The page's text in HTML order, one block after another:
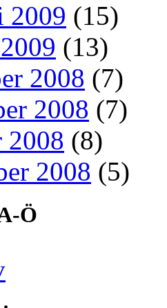
2009 (15)
(13)
2008 (7)
2008 (7)
2008 (8)
2008 (5)
Ö